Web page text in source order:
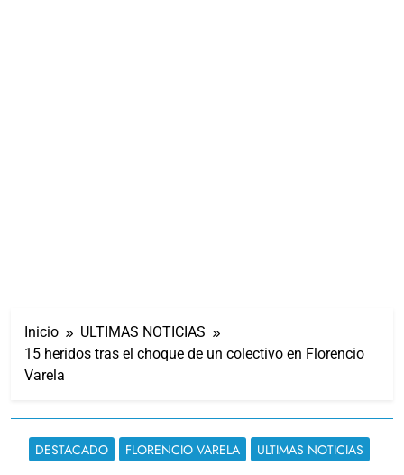
Inicio
ULTIMAS NOTICIAS
15 heridos tras el choque de un colectivo en Florencio
Varela
DESTACADO FLORENCIO VARELA ULTIMAS NOTICIAS